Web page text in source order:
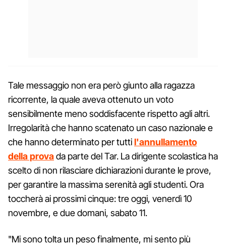
Tale messaggio non era però giunto alla ragazza
ricorrente, la quale aveva ottenuto un voto
sensibilmente meno soddisfacente rispetto agli altri.
Irregolarità che hanno scatenato un caso nazionale e
che hanno determinato per tuttil'annullamento
della provada parte del Tar. La dirigente scolastica ha
scelto di non rilasciare dichiarazioni durante le prove,
per garantire la massima serenità agli studenti. Ora
toccherà ai prossimi cinque: tre oggi, venerdì 10
novembre, e due domani, sabato 11.
"Mi sono tolta un peso finalmente, mi sento più